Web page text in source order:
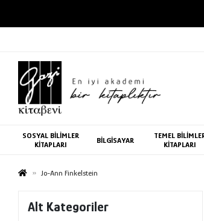
SOSYAL BİLİMLER
KİTAPLARI
BİLGİSAYAR
TEMEL
KİTAPLARI
Jo-Ann Finkelstein
Alt Kategoriler